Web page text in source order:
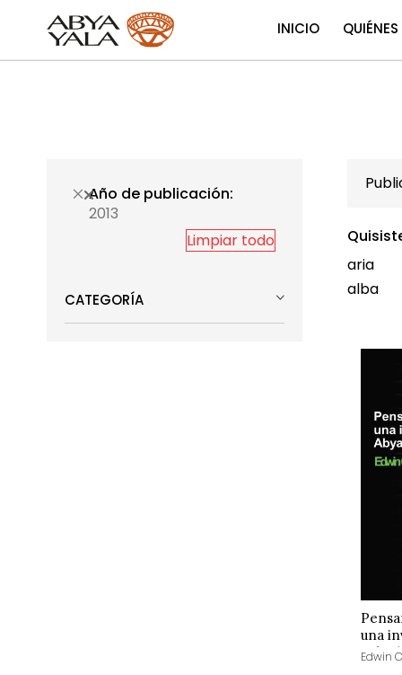
INICIO
aria
alba
una
Yala /
Edwin
Año de publicación
2013
Limpiar todo
CATEGORÍA